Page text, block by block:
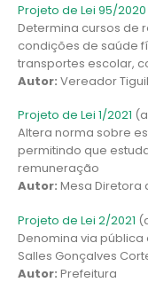
Projeto de Lei 95/2020
Determina cursos de
condições de saúde
transportes escolar,
Autor: Vereador
Projeto de Lei 1/2021
Altera norma sobre
permitindo que
remuneração
Autor: Mesa Diretora
Projeto de Lei 2/2021
Denomina via
Salles Gonçalves
Autor: Prefeitura